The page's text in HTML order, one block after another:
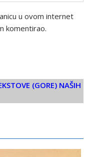
u ovom internet
komentirao.
(GORE) NAŠIH